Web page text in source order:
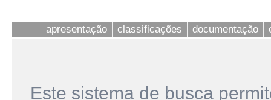
apresentação classificações documentação
Este sistema de busca